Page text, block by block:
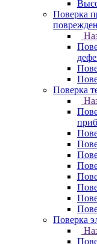
Поверка
Поверка
Поверка